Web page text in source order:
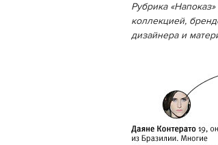
Рубрика
коллекцией,
дизайнера и